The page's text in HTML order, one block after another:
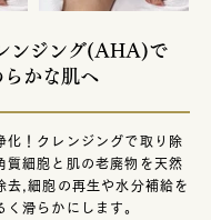
ンジング(AHA)で
らかな肌へ
化！クレンジングで取り除
質細胞と肌の老廃物を天然
去,細胞の再生や水分補給を
く滑らかにします。